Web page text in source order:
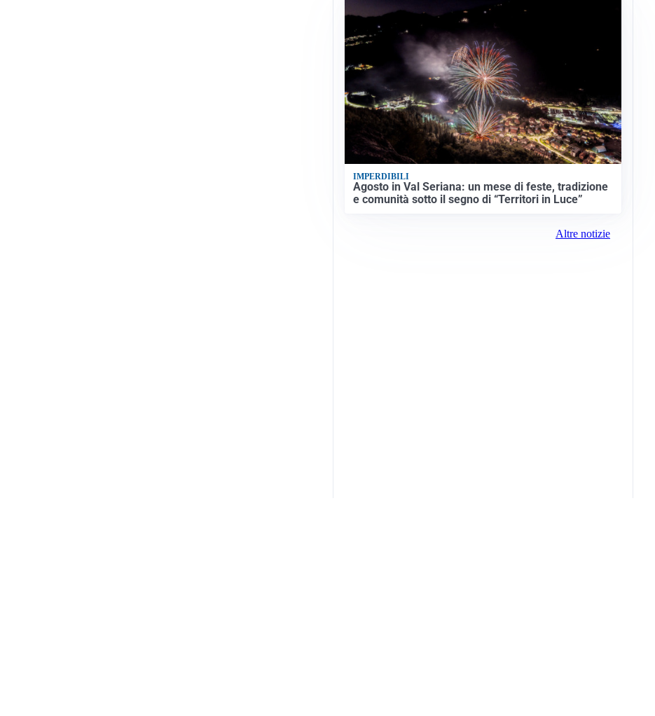
IMPERDIBILI
Agosto in Val Seriana: un mese di feste, tradizione
e comunità sotto il segno di “Territori in Luce”
Altre notizie